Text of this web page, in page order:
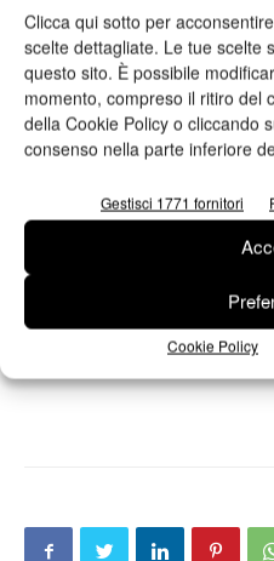
Clicca qui sotto per
scelte dettagliate. Le tue scelte
questo sito. È possibile
momento, compreso il ritiro del
della Cookie Policy o cliccando
consenso nella parte inferiore
Gestisci 1771 fornitori
Cookie Policy
Landa prevede di iniziare le
Landa S10FC Nanographic
cartone nel quarto trimestre del
entro un breve periodo, le
Benny Landa afferma:
miglioramenti che
stampa digitale in tecnologia